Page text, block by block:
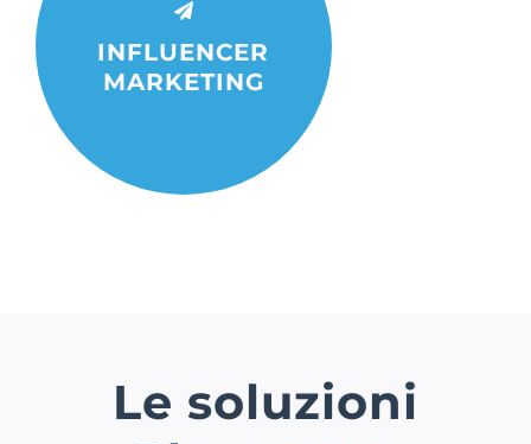
INFLUENCER
MARKETING
un database di +10.000
profili e comprendine il
reale impatto
Le soluzioni